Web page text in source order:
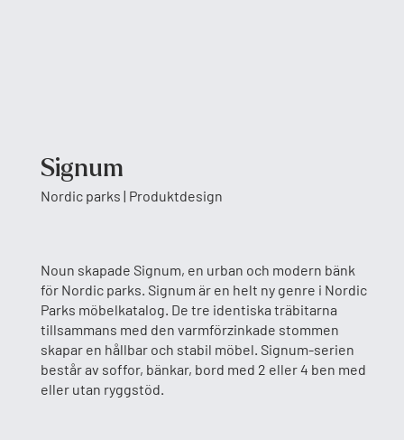
Signum
Nordic parks | Produktdesign
Noun skapade Signum, en urban och modern bänk
för Nordic parks. Signum är en helt ny genre i Nordic
Parks möbelkatalog. De tre identiska träbitarna
tillsammans med den varmförzinkade stommen
skapar en hållbar och stabil möbel. Signum-serien
består av soffor, bänkar, bord med 2 eller 4 ben med
eller utan ryggstöd.